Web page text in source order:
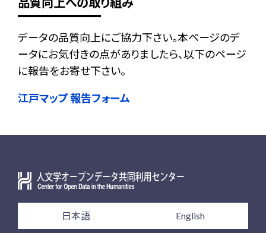
データの品質向上にご協力下さい。本ページのデ
ータにお気付きの点がありましたら、以下のページ
に報告をお寄せ下さい。
江戸マップ 報告フォーム
日本語 English